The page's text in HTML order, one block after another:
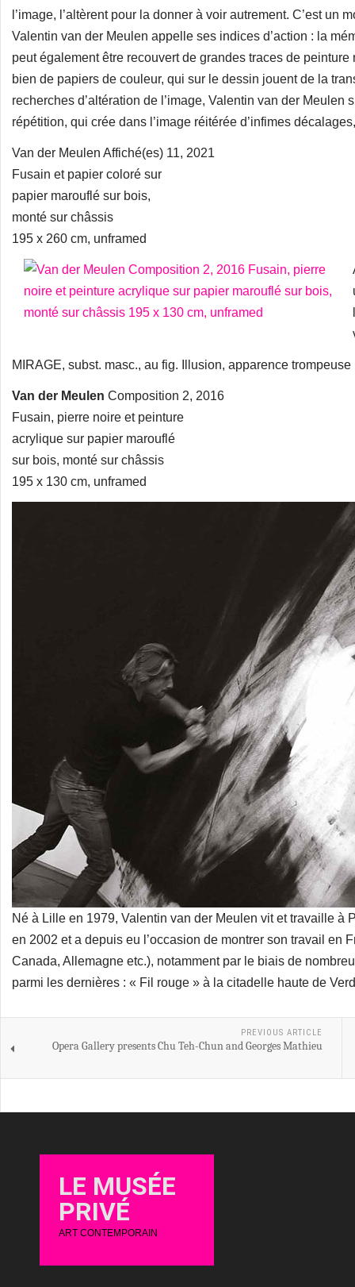
l’image, l’altèrent pour la donner à voir autrement. C’est
Valentin van der Meulen appelle ses indices d’action : la
peut également être recouvert de grandes traces de
bien de papiers de couleur, qui sur le dessin jouent de la
recherches d’altération de l’image, Valentin van der
répétition, qui crée dans l’image réitérée d’infimes
Van der Meulen Affiché(es) 11, 2021
Fusain et papier coloré sur
papier marouflé sur bois,
monté sur châssis
195 x 260 cm, unframed
MIRAGE, subst. masc., au fig. Illusion, apparence trompeuse
Van der Meulen Composition 2, 2016
Fusain, pierre noire et peinture
acrylique sur papier marouflé
sur bois, monté sur châssis
195 x 130 cm, unframed
Né à Lille en 1979, Valentin van der Meulen vit et travaille
en 2002 et a depuis eu l’occasion de montrer son travail en
Canada, Allemagne etc.), notamment par le biais de
parmi les dernières : « Fil rouge » à la citadelle haute de
PREVIOUS ARTICLE
Opera Gallery presents Chu Teh-Chun and Georges Mathieu
LE MUSÉE
PRIVÉ
ART CONTEMPORAIN